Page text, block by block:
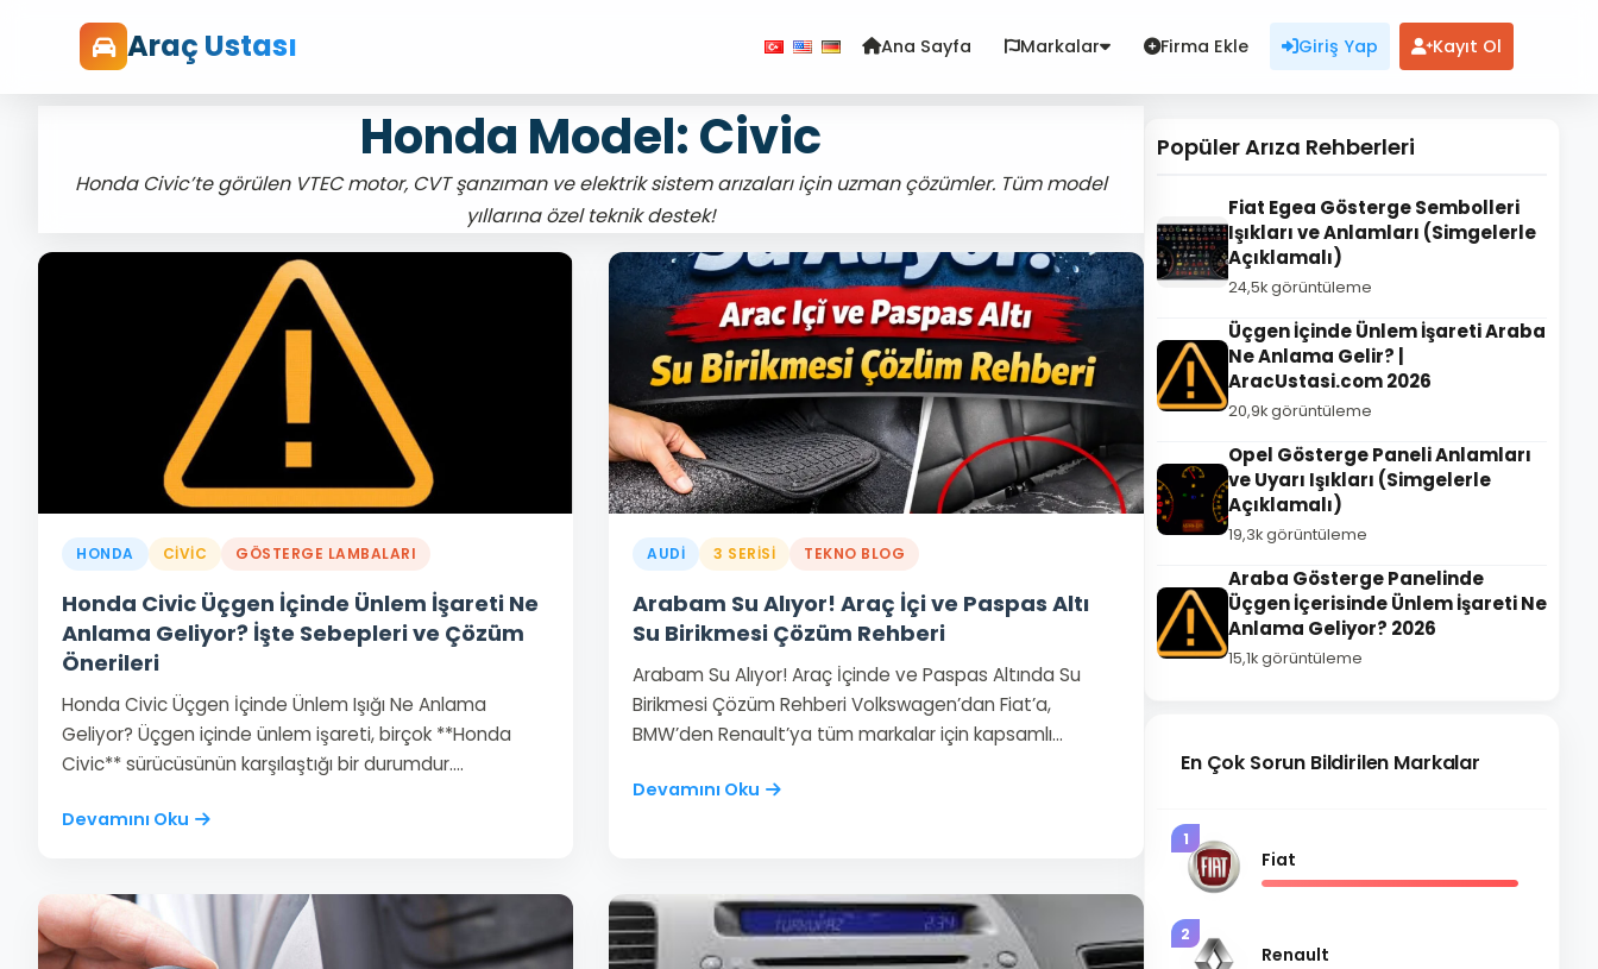
Araç Ustası Ana Sayfa Markalar Firma Ekle Giriş Yap Kayıt Ol
Honda Model: Civic
Honda Civic’te görülen VTEC motor, CVT şanzıman ve elektrik sistem arızaları için uzman çözümler. Tüm model
yıllarına özel teknik destek!
HONDA CIVIC GÖSTERGE LAMBALARI
Honda Civic Üçgen İçinde Ünlem İşareti Ne
Anlama Geliyor? İşte Sebepleri ve Çözüm
Önerileri
Honda Civic Üçgen İçinde Ünlem Işığı Ne Anlama
Geliyor? Üçgen içinde ünlem işareti, birçok **Honda
Civic** sürücüsünün karşılaştığı bir durumdur.…
Devamını Oku
AUDI 3 SERISI TEKNO BLOG
Arabam Su Alıyor! Araç İçi ve Paspas Altı
Su Birikmesi Çözüm Rehberi
Arabam Su Alıyor! Araç İçinde ve Paspas Altında Su
Birikmesi Çözüm Rehberi Volkswagen’dan Fiat’a,
BMW’den Renault’ya tüm markalar için kapsamlı…
Devamını Oku
Popüler Arıza Rehberleri
Fiat Egea Gösterge Sembolleri
Işıkları ve Anlamları (Simgelerle
Açıklamalı)
24,5k görüntüleme
Üçgen İçinde Ünlem İşareti Araba
Ne Anlama Gelir? |
AracUstasi.com 2026
20,9k görüntüleme
Opel Gösterge Paneli Anlamları
ve Uyarı Işıkları (Simgelerle
Açıklamalı)
19,3k görüntüleme
Araba Gösterge Panelinde
Üçgen İçerisinde Ünlem İşareti Ne
Anlama Geliyor? 2026
15,1k görüntüleme
En Çok Sorun Bildirilen Markalar
1
Fiat
2
Renault